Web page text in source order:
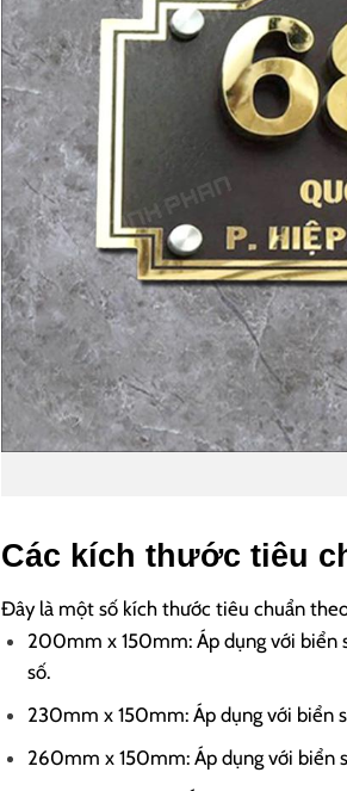
Các kích thước tiêu
Đây là một số kích thước tiêu chuẩn
200mm x 150mm: Áp dụng với biển
số.
230mm x 150mm: Áp dụng với biển
260mm x 150mm: Áp dụng với biển